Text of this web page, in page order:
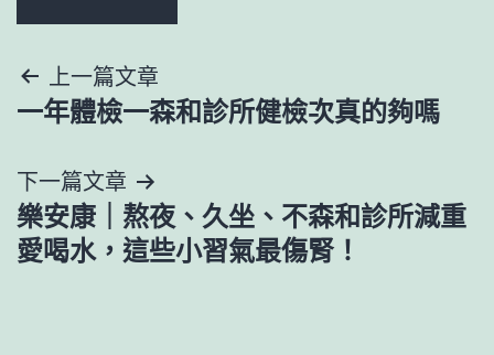
文
章
導
覽
上一篇文章
一年體檢一森和診所健檢次真的夠嗎
下一篇文章
樂安康｜熬夜、久坐、不森和診所減重
愛喝水，這些小習氣最傷腎！